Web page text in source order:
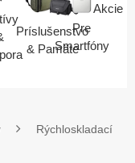
Príslušenstvo
& Pamäte
Pre
Smartfóny
Akcie
Rýchloskladací